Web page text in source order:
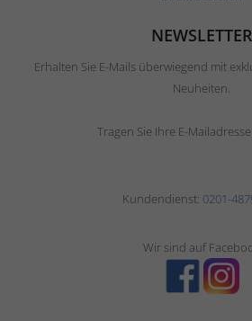
NEWSLETTER
Erhalten Sie E-Mails überwiegend mit
Neuheiten.
Tragen Sie Ihre E-
Kundendienst: 0201-
Wir sind auf